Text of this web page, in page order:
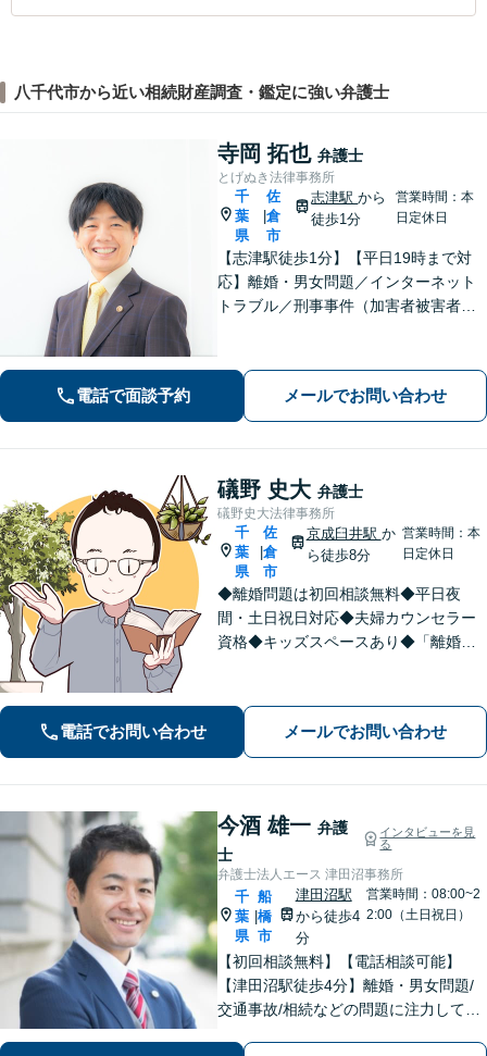
八千代市から近い相続財産調査・鑑定に強い弁護士
寺岡 拓也 弁護士
とげぬき法律事務所
千
葉
県
佐
倉
市
志津駅から
徒歩1分
営業時間：本
日定休日
【志津駅徒歩1分】【平日19時まで対
応】離婚・男女問題／インターネット
トラブル／刑事事件（加害者被害者含
ご相談ください【zoom面談可】【全国
相談対応】
電話で面談予約 メールでお問い合わせ
礒野 史大 弁護士
礒野史大法律事務所
千
葉
県
|
佐
倉
市
京成臼井駅 か
ら徒歩8分
営業時間：本
日定休日
◆離婚問題は初回相談無料◆平日夜
間・土日祝日対応◆夫婦カウンセラー
資格◆キッズスペースあり◆「離婚・
たい！」が私の信条。【京成臼井駅か
ら徒歩8分】【専用駐車場】
電話でお問い合わせ メールでお問い合わせ
今酒 雄一 弁護
士
インタビューを見
る
弁護士法人エース 津田沼事務所
千
葉
県
|
船
橋
市
津田沼駅
から徒歩4
分
営業時間：08:00~2
2:00（土日祝日）
【初回相談無料】【電話相談可能】
【津田沼駅徒歩4分】離婚・男女問題/
交通事故/相続などの問題に注力してい